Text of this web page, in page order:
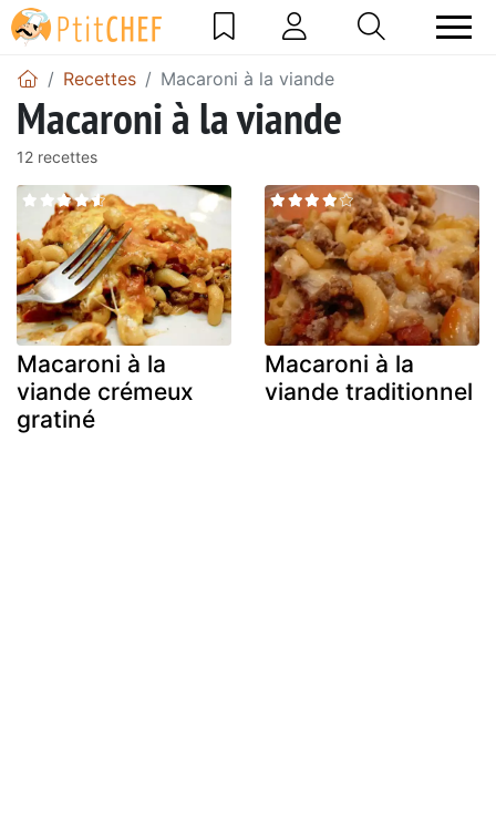
Recettes Macaroni à la viande
Macaroni à la viande
12 recettes
Macaroni à la
viande crémeux
gratiné
Macaroni à la
viande traditionnel